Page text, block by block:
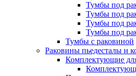
Тумбы под
Тумбы под
Тумбы под
Тумбы под
Тумбы с раковиной
Раковины пьедесталы и
Комплектующие